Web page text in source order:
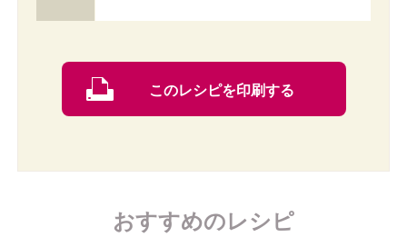
このレシピを印刷する
おすすめのレシピ